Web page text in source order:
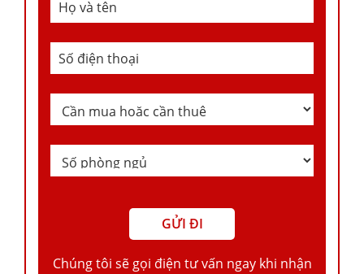
Chúng tôi sẽ gọi điện tư vấn ngay khi nhận